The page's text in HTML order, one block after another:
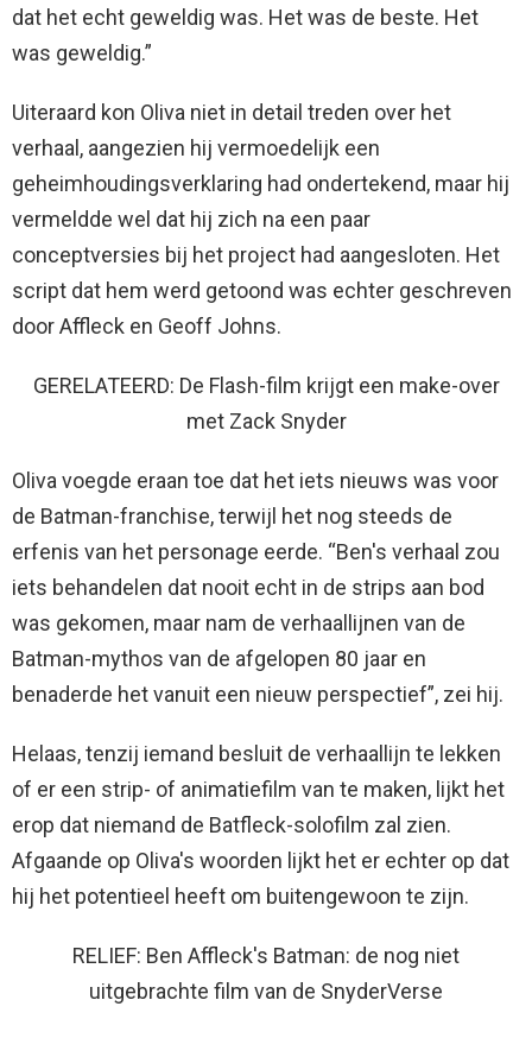
dat het echt geweldig was. Het was de beste. Het
was geweldig.”
Uiteraard kon Oliva niet in detail treden over het
verhaal, aangezien hij vermoedelijk een
geheimhoudingsverklaring had ondertekend, maar hij
vermeldde wel dat hij zich na een paar
conceptversies bij het project had aangesloten. Het
script dat hem werd getoond was echter geschreven
door Affleck en Geoff Johns.
GERELATEERD: De Flash-film krijgt een make-over
met Zack Snyder
Oliva voegde eraan toe dat het iets nieuws was voor
de Batman-franchise, terwijl het nog steeds de
erfenis van het personage eerde. “Ben's verhaal zou
iets behandelen dat nooit echt in de strips aan bod
was gekomen, maar nam de verhaallijnen van de
Batman-mythos van de afgelopen 80 jaar en
benaderde het vanuit een nieuw perspectief”, zei hij.
Helaas, tenzij iemand besluit de verhaallijn te lekken
of er een strip- of animatiefilm van te maken, lijkt het
erop dat niemand de Batfleck-solofilm zal zien.
Afgaande op Oliva's woorden lijkt het er echter op dat
hij het potentieel heeft om buitengewoon te zijn.
RELIEF: Ben Affleck's Batman: de nog niet
uitgebrachte film van de SnyderVerse